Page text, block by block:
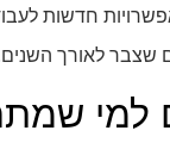
חדשות
שצבר לאורך
למי